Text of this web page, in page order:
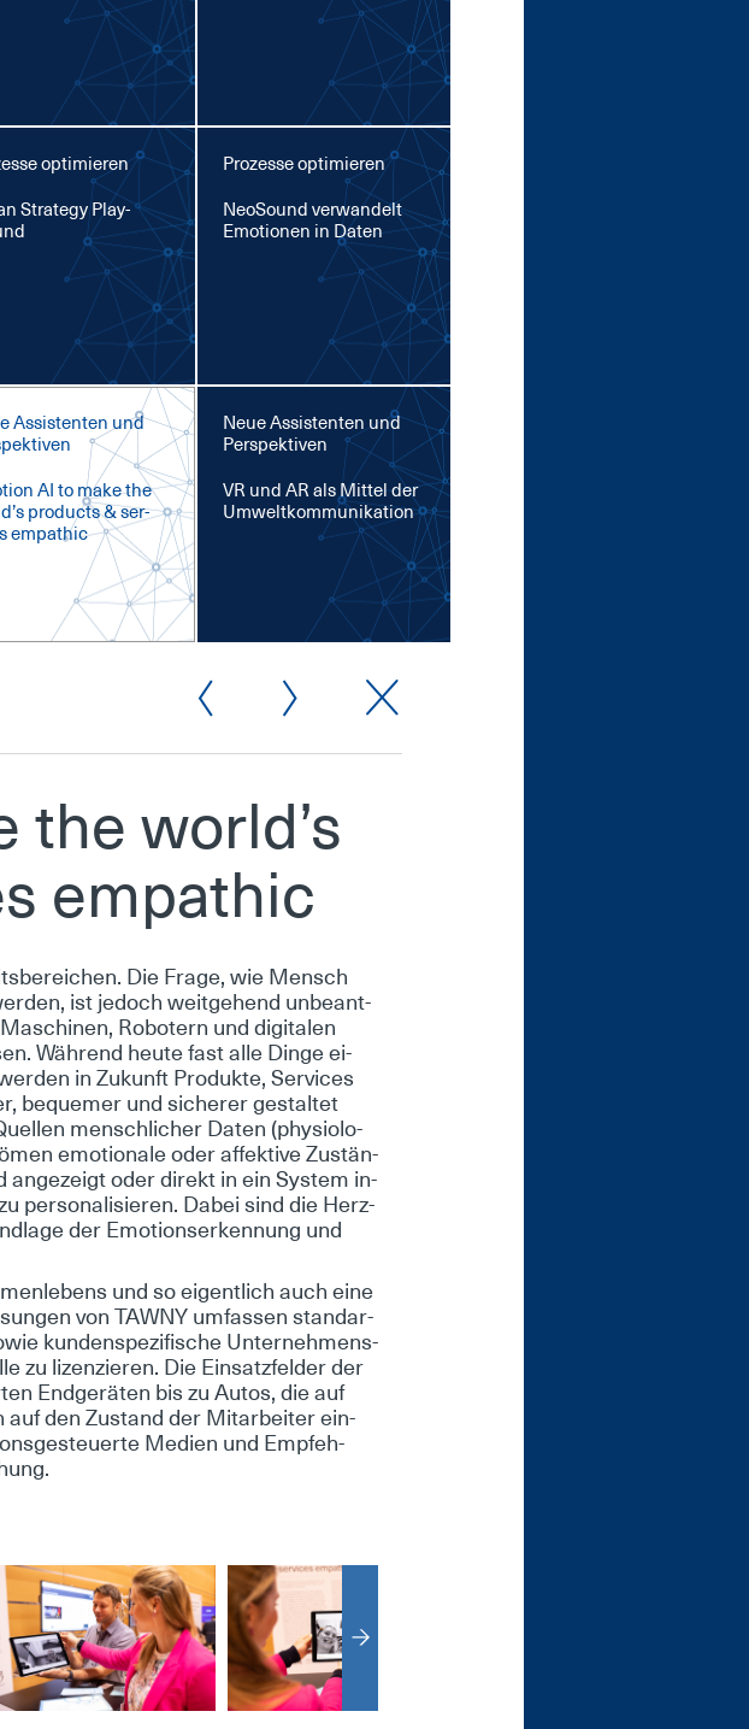
optimieren
Stra­te­gy Play­
Prozesse optimieren
Neo­Sound ver­wan­delt
Emo­tio­nen in Da­ten
Assistenten und
AI to ma­ke the
pro­ducts & ser­
em­pa­thic
Neue Assistenten und
Perspektiven
VR und AR als Mit­tel der
Um­welt­kom­mu­ni­ka­ti­on
the world’s
em­pa­thic
Die Fra­ge, wie Mensch
ist je­doch weit­ge­hend un­be­ant­
Ro­bo­tern und di­gi­ta­len
Wäh­rend heu­te fast al­le Din­ge ei­
in Zu­kunft Pro­duk­te, Ser­vices
be­que­mer und si­che­rer ge­stal­tet
mensch­li­cher Da­ten (phy­sio­lo­
emo­tio­na­le oder af­fek­ti­ve Zu­stän­
an­ge­zeigt oder di­rekt in ein Sys­tem in­
per­so­na­li­sie­ren. Da­bei sind die Herz­
der Emo­ti­ons­er­ken­nung und
und so ei­gent­lich auch ei­ne
von TAW­NY um­fas­sen stan­dar­
kun­den­spe­zi­fi­sche Un­ter­neh­mens­
zu li­zen­zie­ren. Die Ein­satz­fel­der der
End­ge­rä­ten bis zu Au­tos, die auf
auf den Zu­stand der Mit­ar­bei­ter ein­
Me­di­en und Emp­feh­